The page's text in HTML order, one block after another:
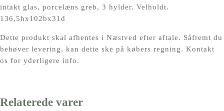
intakt glas, porcelæns greb, 3 hylder. Velholdt.
136,5hx102bx31d
Dette produkt skal afhentes i Næstved efter aftale. Såfremt du
behøver levering, kan dette ske på købers regning. Kontakt
os for yderligere info.
Relaterede varer